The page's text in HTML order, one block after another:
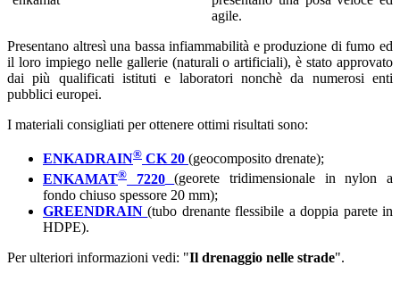
agile.
Presentano altresì una bassa infiammabilità e produzione di fumo ed
il loro impiego nelle gallerie (naturali o artificiali), è stato approvato
dai più qualificati istituti e laboratori nonchè da numerosi enti
pubblici europei.
I materiali consigliati per ottenere ottimi risultati sono:
ENKADRAIN® CK 20 (geocomposito drenate);
ENKAMAT® 7220
(georete tridimensionale in nylon a
fondo chiuso spessore 20 mm);
GREENDRAIN (tubo drenante flessibile a doppia parete in
HDPE).
Per ulteriori informazioni vedi: "Il drenaggio nelle strade".